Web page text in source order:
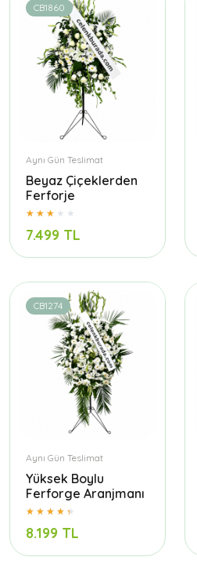
CB1860
Aynı Gün Teslimat
Beyaz Çiçeklerden
Ferforje
7.499 TL
CB1274
Aynı Gün Teslimat
Yüksek Boylu
Ferforge Aranjmanı
8.199 TL